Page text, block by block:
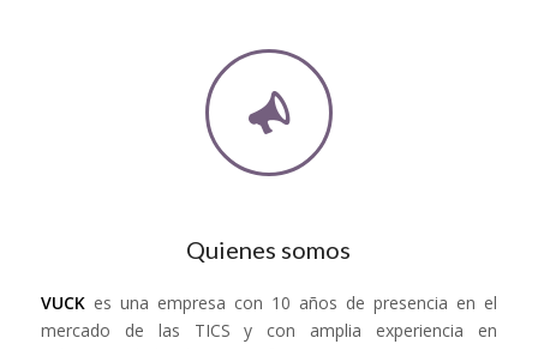
Quienes somos
VUCKes una empresa con 10 años de presencia en el
mercado de las TICS y con amplia experiencia en